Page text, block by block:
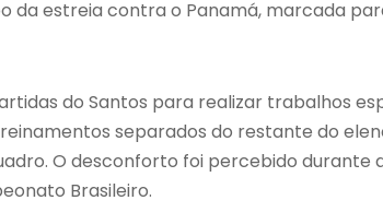
estreia contra o Panamá, marcada
do Santos para realizar trabalhos
separados do restante do
O desconforto foi percebido durante
Brasileiro.